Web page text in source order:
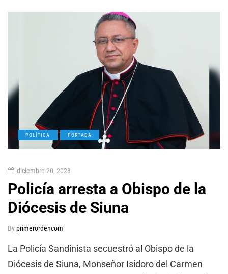
POLÍTICA PORTADA
diciembre 20, 2023
Policía arresta a Obispo de la
Diócesis de Siuna
Byprimerordencom
La Policía Sandinista secuestró al Obispo de la
Diócesis de Siuna, Monseñor Isidoro del Carmen